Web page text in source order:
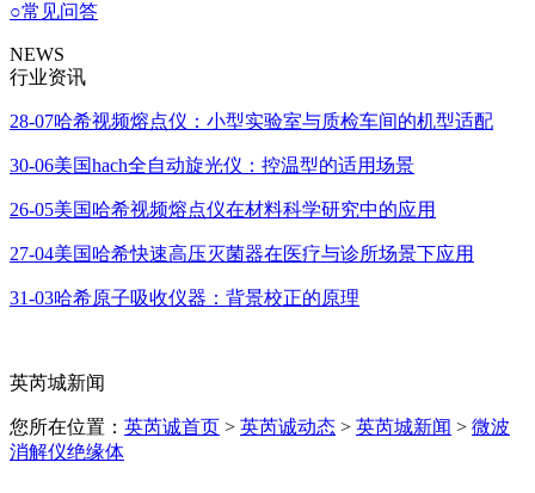
○常见问答
NEWS
行业资讯
28-07哈希视频熔点仪：小型实验室与质检车间的机型适配
30-06美国hach全自动旋光仪：控温型的适用场景
26-05美国哈希视频熔点仪在材料科学研究中的应用
27-04美国哈希快速高压灭菌器在医疗与诊所场景下应用
31-03哈希原子吸收仪器：背景校正的原理
英芮城新闻
您所在位置： 英芮诚首页 > 英芮诚动态 > 英芮城新闻 > 微波
消解仪绝缘体